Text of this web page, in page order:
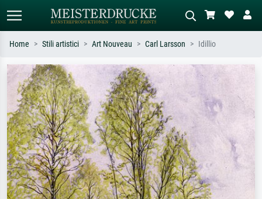
Ricerca standard Ricerca immagini AI
Cerca per artista, titolo o stile – es.
Monet, Notte stellata,
Impressionismo, onda di Hokusai,
nudo.
Descrivi la scena – es. prato verde,
astratto con molto rosso, dipinto a
olio scuro, nudo in piedi vicino a un
Home Stili artistici Art Nouveau Carl Larsson Idillio